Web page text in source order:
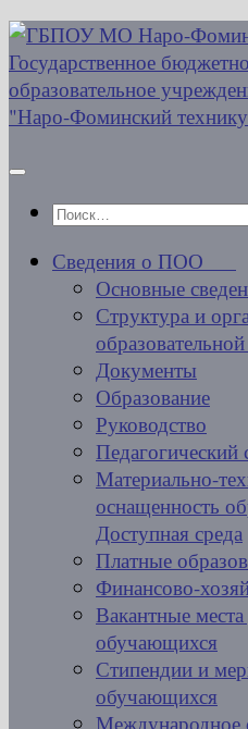
Перейти
к
содержимому
Найти:
Сведения о ПОО
Основные
Структура и
Документы
Образование
Руководство
Педагогический
Материально-
оснащенность
Доступная среда
Платные
Финансово-
Вакантные
обучающихся
Стипендии и
обучающихся
Международное